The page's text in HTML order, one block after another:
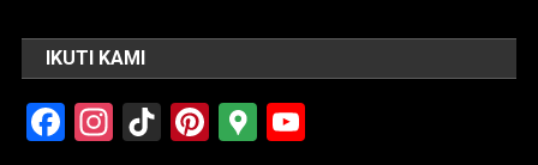
IKUTI KAMI
Facebook
Instagram
TikTokPinterest
Google